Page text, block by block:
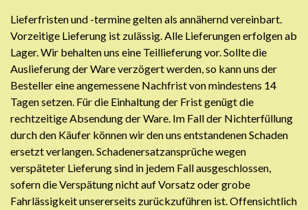
Lieferfristen und -termine gelten als annähernd vereinbart.
Vorzeitige Lieferung ist zulässig. Alle Lieferungen erfolgen ab
Lager. Wir behalten uns eine Teillieferung vor. Sollte die
Auslieferung der Ware verzögert werden, so kann uns der
Besteller eine angemessene Nachfrist von mindestens 14
Tagen setzen. Für die Einhaltung der Frist genügt die
rechtzeitige Absendung der Ware. Im Fall der Nichterfüllung
durch den Käufer können wir den uns entstandenen Schaden
ersetzt verlangen. Schadenersatzansprüche wegen
verspäteter Lieferung sind in jedem Fall ausgeschlossen,
sofern die Verspätung nicht auf Vorsatz oder grobe
Fahrlässigkeit unsererseits zurückzuführen ist. Offensichtlich